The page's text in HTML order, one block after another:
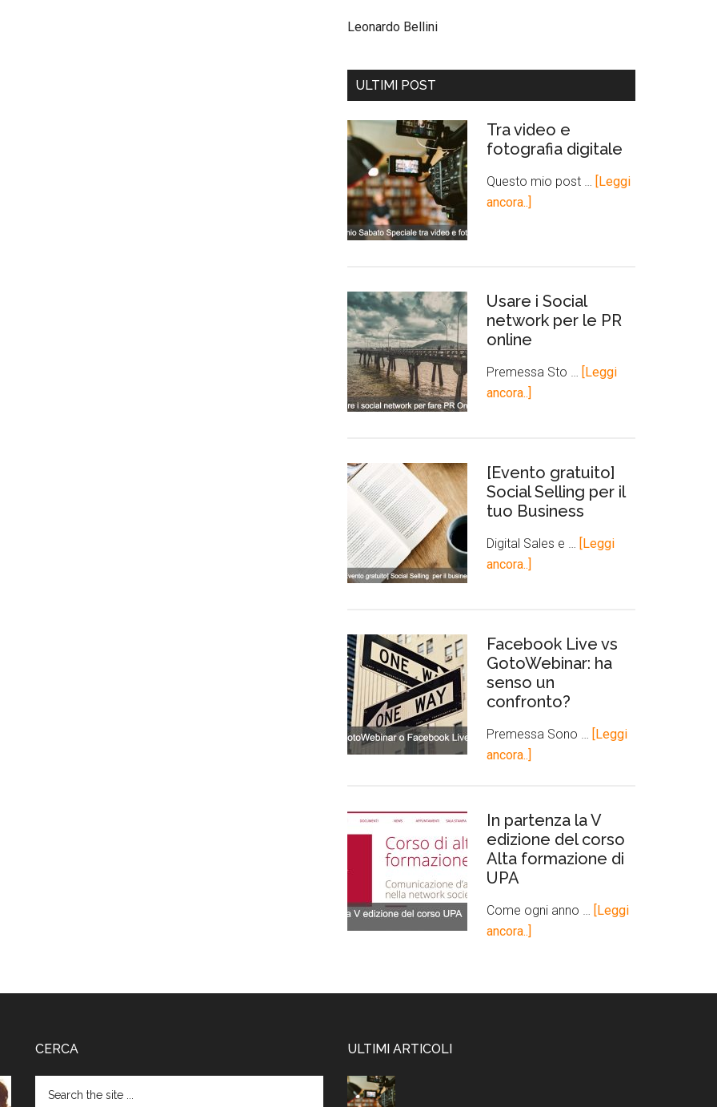
Leonardo Bellini
ULTIMI POST
Tra video e
fotografia digitale
Questo mio post …
[Leggi
ancora..]
Usare i Social
network per le PR
online
Premessa Sto …
[Leggi
ancora..]
[Evento gratuito]
Social Selling per il
tuo Business
Digital Sales e …
[Leggi
ancora..]
Facebook Live vs
GotoWebinar: ha
senso un
confronto?
Premessa Sono …
[Leggi
ancora..]
In partenza la V
edizione del corso
Alta formazione di
UPA
Come ogni anno …
[Leggi
ancora..]
CERCA ULTIMI ARTICOLI